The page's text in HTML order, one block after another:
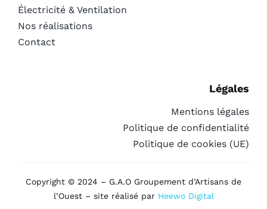
Électricité & Ventilation
Nos réalisations
Contact
Légales
Mentions légales
Politique de confidentialité
Politique de cookies (UE)
Copyright © 2024 – G.A.O Groupement d’Artisans de
l’Ouest – site réalisé par Heewo Digital